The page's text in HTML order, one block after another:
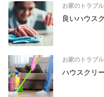
お家のトラブル
良いハウス
お家のトラブル
ハウスクリ